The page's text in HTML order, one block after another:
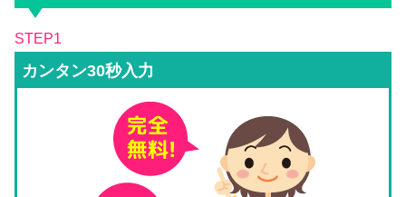
STEP1
カンタン30秒入力